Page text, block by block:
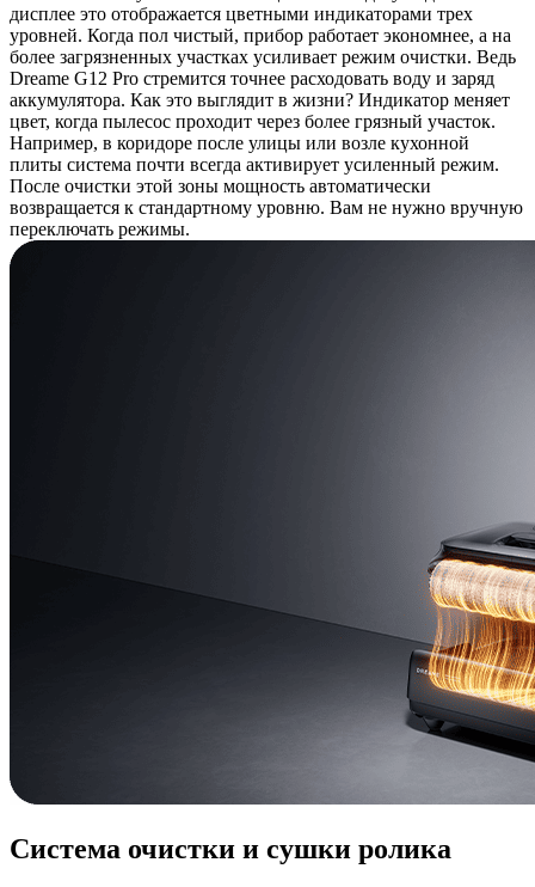
дисплее это отображается цветными индикаторами трех
уровней. Когда пол чистый, прибор работает экономнее, а на
более загрязненных участках усиливает режим очистки. Ведь
Dreame G12 Pro стремится точнее расходовать воду и заряд
аккумулятора. Как это выглядит в жизни? Индикатор меняет
цвет, когда пылесос проходит через более грязный участок.
Например, в коридоре после улицы или возле кухонной
плиты система почти всегда активирует усиленный режим.
После очистки этой зоны мощность автоматически
возвращается к стандартному уровню. Вам не нужно вручную
переключать режимы.
Система очистки и сушки ролика